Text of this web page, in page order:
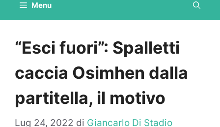
Menu
“Esci fuori”: Spalletti
caccia Osimhen dalla
partitella, il motivo
Lug 24, 2022 di Giancarlo Di Stadio